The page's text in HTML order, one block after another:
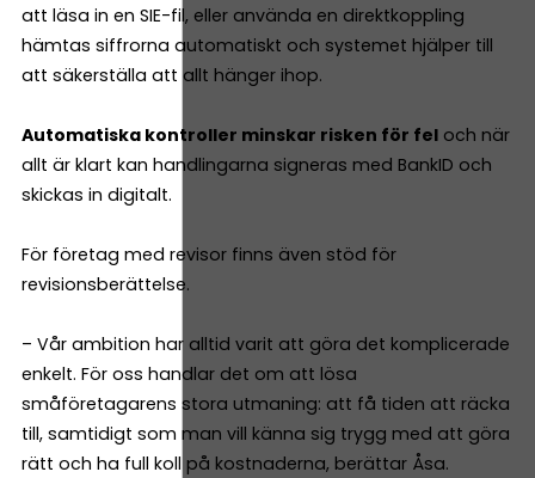
att läsa in en SIE-fil, eller använda en direktkoppling
hämtas siffrorna automatiskt och systemet hjälper till
att säkerställa att allt hänger ihop.
Automatiska kontroller minskar risken för fel och när
allt är klart kan handlingarna signeras med BankID och
skickas in digitalt.
För företag med revisor finns även stöd för
revisionsberättelse.
– Vår ambition har alltid varit att göra det komplicerade
enkelt. För oss handlar det om att lösa
småföretagarens stora utmaning: att få tiden att räcka
till, samtidigt som man vill känna sig trygg med att göra
rätt och ha full koll på kostnaderna, berättar Åsa.